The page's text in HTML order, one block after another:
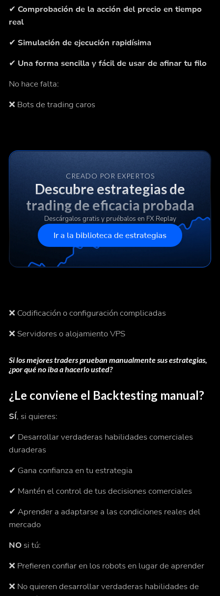
✔ Comprobación de la acción del precio en tiempo
real
✔ Simulación de ejecución rapidísima
✔ Una forma sencilla y fácil de usar de afinar tu filo
No hace falta:
❌ Bots de trading caros
CREADO POR EXPERTOS
Descubre estrategias de
trading de eficacia probada
Descárgalos gratis y pruébalos en FX Replay
Ir a la biblioteca de estrategias
❌ Codificación o configuración complicadas
❌ Servidores o alojamiento VPS
Si los mejores traders prueban manualmente sus estrategias,
¿por qué no iba a hacerlo usted?
¿Le conviene el Backtesting manual?
SÍ, si quieres:
✔ Desarrollar verdaderas habilidades comerciales
duraderas
✔ Gana confianza en tu estrategia
✔ Mantén el control de tus decisiones comerciales
✔ Aprender a adaptarse a las condiciones reales del
mercado
NOsi tú:
❌ Prefieren confiar en los robots en lugar de aprender
❌ No quieren desarrollar verdaderas habilidades de